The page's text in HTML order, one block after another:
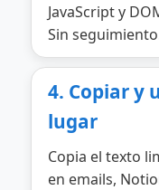
JavaScript y
Sin
4. Copiar y
lugar
Copia el texto
en emails,